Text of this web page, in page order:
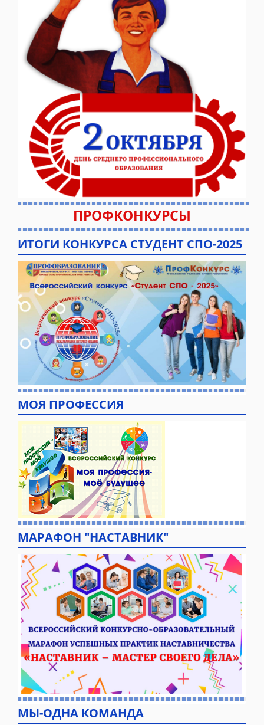
ПРОФКОНКУРСЫ
ИТОГИ КОНКУРСА СТУДЕНТ СПО-2025
МОЯ ПРОФЕССИЯ
МАРАФОН "НАСТАВНИК"
МЫ-ОДНА КОМАНДА